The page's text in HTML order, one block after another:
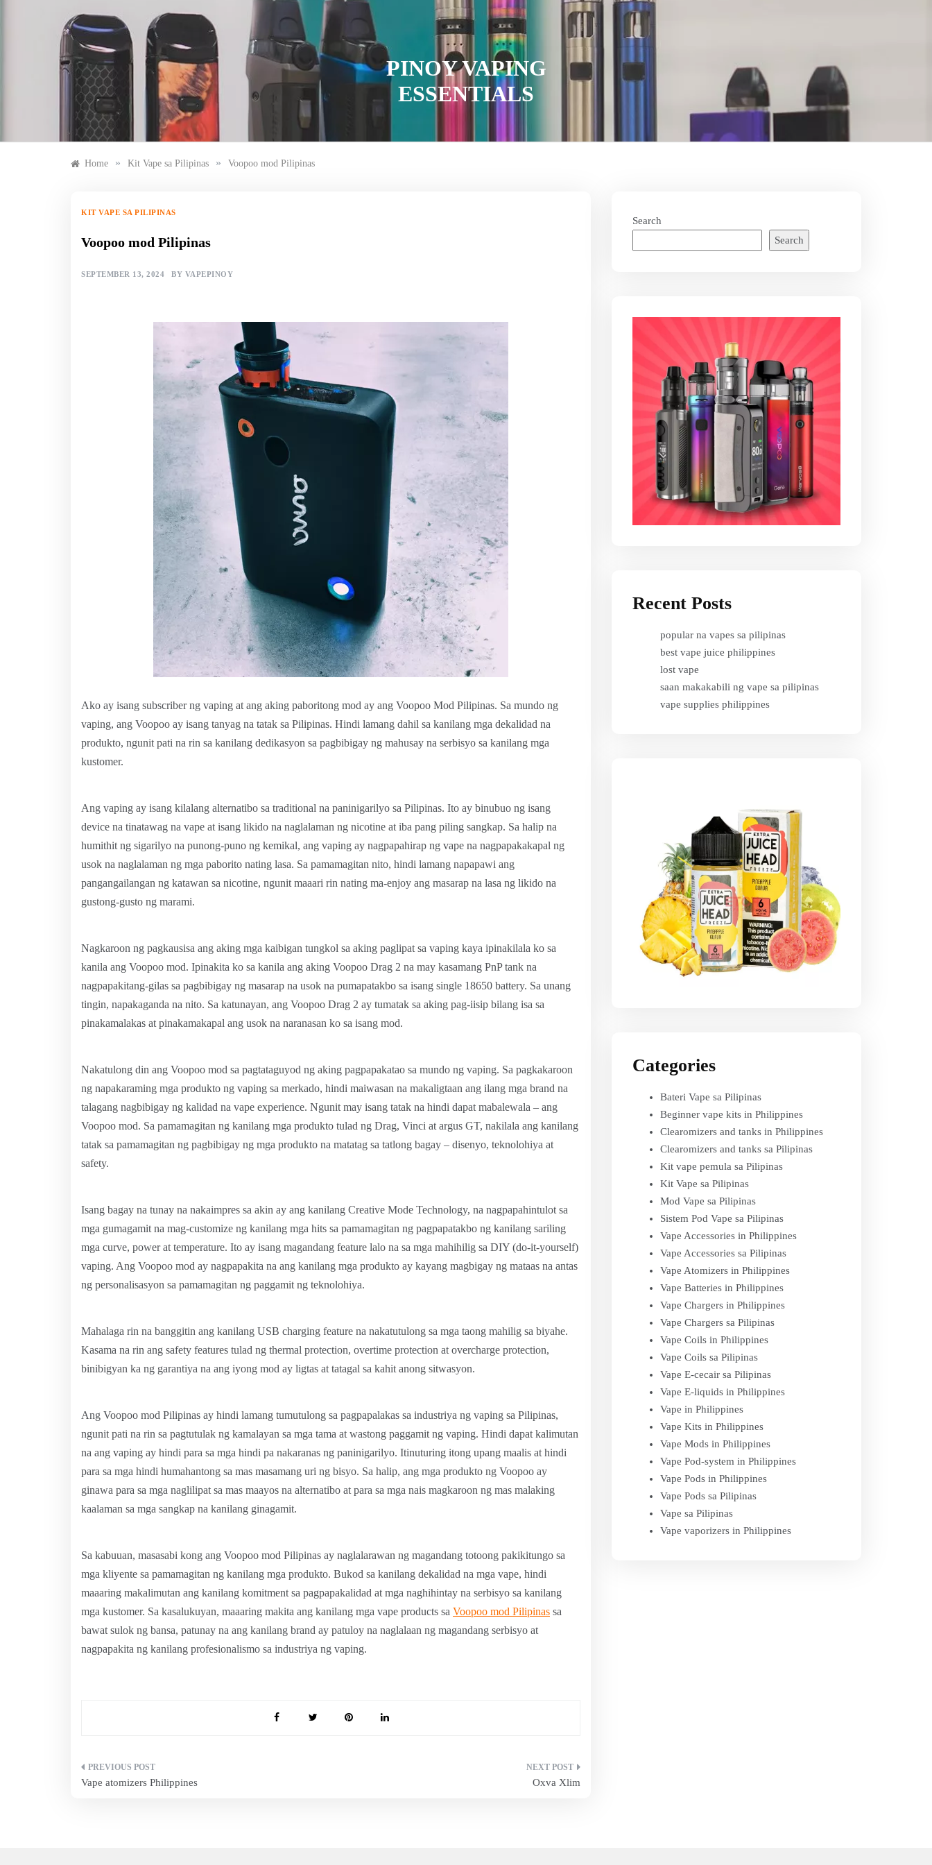
PINOY VAPING
ESSENTIALS
Home » Kit Vape sa Pilipinas » Voopoo mod Pilipinas
KIT VAPE SA PILIPINAS
Voopoo mod Pilipinas
SEPTEMBER 13, 2024 BY VAPEPINOY
Ako ay isang subscriber ng vaping at ang aking paboritong mod ay ang Voopoo Mod Pilipinas. Sa mundo ng
vaping, ang Voopoo ay isang tanyag na tatak sa Pilipinas. Hindi lamang dahil sa kanilang mga dekalidad na
produkto, ngunit pati na rin sa kanilang dedikasyon sa pagbibigay ng mahusay na serbisyo sa kanilang mga
kustomer.
Ang vaping ay isang kilalang alternatibo sa traditional na paninigarilyo sa Pilipinas. Ito ay binubuo ng isang
device na tinatawag na vape at isang likido na naglalaman ng nicotine at iba pang piling sangkap. Sa halip na
humithit ng sigarilyo na punong-puno ng kemikal, ang vaping ay nagpapahirap ng vape na nagpapakakapal ng
usok na naglalaman ng mga paborito nating lasa. Sa pamamagitan nito, hindi lamang napapawi ang
pangangailangan ng katawan sa nicotine, ngunit maaari rin nating ma-enjoy ang masarap na lasa ng likido na
gustong-gusto ng marami.
Nagkaroon ng pagkausisa ang aking mga kaibigan tungkol sa aking paglipat sa vaping kaya ipinakilala ko sa
kanila ang Voopoo mod. Ipinakita ko sa kanila ang aking Voopoo Drag 2 na may kasamang PnP tank na
nagpapakitang-gilas sa pagbibigay ng masarap na usok na pumapatakbo sa isang single 18650 battery. Sa unang
tingin, napakaganda na nito. Sa katunayan, ang Voopoo Drag 2 ay tumatak sa aking pag-iisip bilang isa sa
pinakamalakas at pinakamakapal ang usok na naranasan ko sa isang mod.
Nakatulong din ang Voopoo mod sa pagtataguyod ng aking pagpapakatao sa mundo ng vaping. Sa pagkakaroon
ng napakaraming mga produkto ng vaping sa merkado, hindi maiwasan na makaligtaan ang ilang mga brand na
talagang nagbibigay ng kalidad na vape experience. Ngunit may isang tatak na hindi dapat mabalewala – ang
Voopoo mod. Sa pamamagitan ng kanilang mga produkto tulad ng Drag, Vinci at argus GT, nakilala ang kanilang
tatak sa pamamagitan ng pagbibigay ng mga produkto na matatag sa tatlong bagay – disenyo, teknolohiya at
safety.
Isang bagay na tunay na nakaimpres sa akin ay ang kanilang Creative Mode Technology, na nagpapahintulot sa
mga gumagamit na mag-customize ng kanilang mga hits sa pamamagitan ng pagpapatakbo ng kanilang sariling
mga curve, power at temperature. Ito ay isang magandang feature lalo na sa mga mahihilig sa DIY (do-it-yourself)
vaping. Ang Voopoo mod ay nagpapakita na ang kanilang mga produkto ay kayang magbigay ng mataas na antas
ng personalisasyon sa pamamagitan ng paggamit ng teknolohiya.
Mahalaga rin na banggitin ang kanilang USB charging feature na nakatutulong sa mga taong mahilig sa biyahe.
Kasama na rin ang safety features tulad ng thermal protection, overtime protection at overcharge protection,
binibigyan ka ng garantiya na ang iyong mod ay ligtas at tatagal sa kahit anong sitwasyon.
Ang Voopoo mod Pilipinas ay hindi lamang tumutulong sa pagpapalakas sa industriya ng vaping sa Pilipinas,
ngunit pati na rin sa pagtutulak ng kamalayan sa mga tama at wastong paggamit ng vaping. Hindi dapat kalimutan
na ang vaping ay hindi para sa mga hindi pa nakaranas ng paninigarilyo. Itinuturing itong upang maalis at hindi
para sa mga hindi humahantong sa mas masamang uri ng bisyo. Sa halip, ang mga produkto ng Voopoo ay
ginawa para sa mga naglilipat sa mas maayos na alternatibo at para sa mga nais magkaroon ng mas malaking
kaalaman sa mga sangkap na kanilang ginagamit.
Sa kabuuan, masasabi kong ang Voopoo mod Pilipinas ay naglalarawan ng magandang totoong pakikitungo sa
mga kliyente sa pamamagitan ng kanilang mga produkto. Bukod sa kanilang dekalidad na mga vape, hindi
maaaring makalimutan ang kanilang komitment sa pagpapakalidad at mga naghihintay na serbisyo sa kanilang
mga kustomer. Sa kasalukuyan, maaaring makita ang kanilang mga vape products sa Voopoo mod Pilipinas sa
bawat sulok ng bansa, patunay na ang kanilang brand ay patuloy na naglalaan ng magandang serbisyo at
nagpapakita ng kanilang profesionalismo sa industriya ng vaping.
Post
Vape atomizers Philippines Oxva Xlim
Search
Search
Recent Posts
popular na vapes sa pilipinas
best vape juice philippines
lost vape
saan makakabili ng vape sa pilipinas
vape supplies philippines
Categories
Bateri Vape sa Pilipinas
Beginner vape kits in Philippines
Clearomizers and tanks in Philippines
Clearomizers and tanks sa Pilipinas
Kit vape pemula sa Pilipinas
Kit Vape sa Pilipinas
Mod Vape sa Pilipinas
Sistem Pod Vape sa Pilipinas
Vape Accessories in Philippines
Vape Accessories sa Pilipinas
Vape Atomizers in Philippines
Vape Batteries in Philippines
Vape Chargers in Philippines
Vape Chargers sa Pilipinas
Vape Coils in Philippines
Vape Coils sa Pilipinas
Vape E-cecair sa Pilipinas
Vape E-liquids in Philippines
Vape in Philippines
Vape Kits in Philippines
Vape Mods in Philippines
Vape Pod-system in Philippines
Vape Pods in Philippines
Vape Pods sa Pilipinas
Vape sa Pilipinas
Vape vaporizers in Philippines